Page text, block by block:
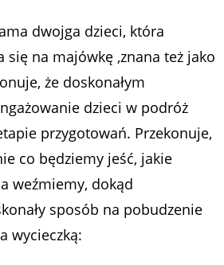
dwojga dzieci, która
się na majówkę ,znana też jako
że doskonałym
dzieci w podróż
przygotowań. Przekonuje,
co będziemy jeść, jakie
weźmiemy, dokąd
sposób na pobudzenie
wycieczką: